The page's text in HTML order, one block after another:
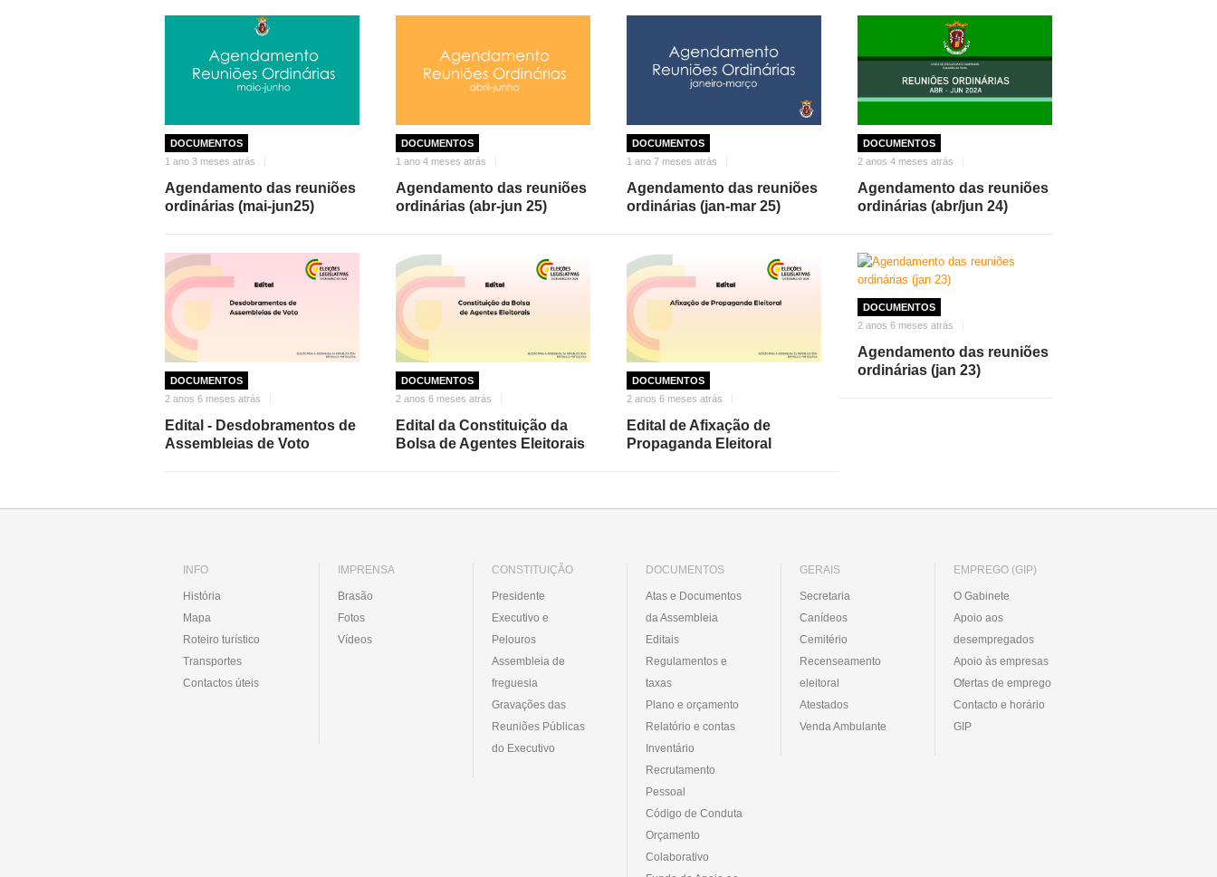
DOCUMENTOS
1 ano 3 meses atrás
Agendamento das reuniões
ordinárias (mai-jun25)
DOCUMENTOS
1 ano 4 meses atrás
Agendamento das reuniões
ordinárias (abr-jun 25)
DOCUMENTOS
1 ano 7 meses atrás
Agendamento das reuniões
ordinárias (jan-mar 25)
DOCUMENTOS
2 anos 4 meses atrás
Agendamento das reuniões
ordinárias (abr/jun 24)
DOCUMENTOS
2 anos 6 meses atrás
Edital - Desdobramentos de
Assembleias de Voto
DOCUMENTOS
2 anos 6 meses atrás
Edital da Constituição da
Bolsa de Agentes Eleitorais
DOCUMENTOS
2 anos 6 meses atrás
Edital de Afixação de
Propaganda Eleitoral
DOCUMENTOS
2 anos 6 meses atrás
Agendamento das reuniões
ordinárias (jan 23)
INFO
História
Mapa
Roteiro turístico
Transportes
Contactos úteis
IMPRENSA
Brasão
Fotos
Vídeos
CONSTITUIÇÃO
Presidente
Executivo e
Pelouros
Assembleia de
freguesia
Gravações das
Reuniões Públicas
do Executivo
DOCUMENTOS
Atas e Documentos
da Assembleia
Editais
Regulamentos e
taxas
Plano e orçamento
Relatório e contas
Inventário
Recrutamento
Pessoal
Código de Conduta
Orçamento
Colaborativo
GERAIS
Secretaria
Canídeos
Cemitério
Recenseamento
eleitoral
Atestados
Venda Ambulante
EMPREGO (GIP)
O Gabinete
Apoio aos
desempregados
Apoio às empresas
Ofertas de emprego
Contacto e horário
GIP